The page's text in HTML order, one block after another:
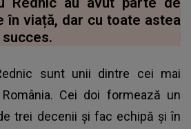
în viață, dar cu toate astea
sunt unii dintre cei mai
Cei doi formează un
trei decenii și fac echipă și în